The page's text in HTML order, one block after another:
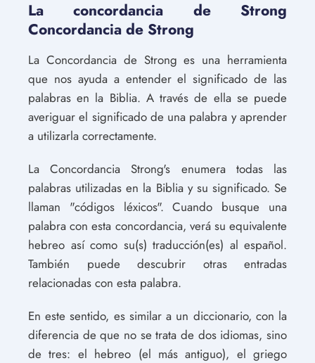
La concordancia de Strong
Concordancia de Strong
La Concordancia de Strong es una herramienta
que nos ayuda a entender el significado de las
palabras en la Biblia. A través de ella se puede
averiguar el significado de una palabra y aprender
a utilizarla correctamente.
La Concordancia Strong's enumera todas las
palabras utilizadas en la Biblia y su significado. Se
llaman "códigos léxicos". Cuando busque una
palabra con esta concordancia, verá su equivalente
hebreo así como su(s) traducción(es) al español.
También puede descubrir otras entradas
relacionadas con esta palabra.
En este sentido, es similar a un diccionario, con la
diferencia de que no se trata de dos idiomas, sino
de tres: el hebreo (el más antiguo), el griego